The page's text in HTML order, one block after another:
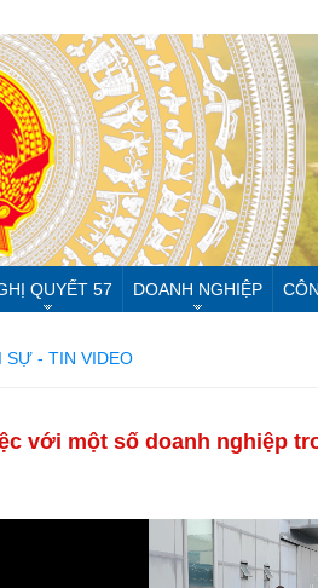
QUYẾT 57 DOANH NGHIỆP
SỰ - TIN VIDEO
với một số doanh nghiệp